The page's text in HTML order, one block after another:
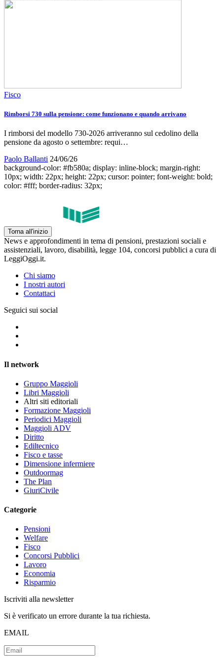
Fisco
Rimborsi 730 sulla pensione: come funzionano e quando arrivano
I rimborsi del modello 730-2026 arriveranno sul cedolino della
pensione da agosto o settembre: requi…
Paolo Ballanti 24/06/26
background-color: #fb580a; display: inline-block; margin-right:
10px; width: 22px; height: 22px; cursor: pointer; font-weight: bold;
color: #fff; border-radius: 32px;
Torna all'inizio
News e approfondimenti in tema di pensioni, prestazioni sociali e
assistenziali, lavoro, disabilità, legge 104, concorsi pubblici a cura di
LeggiOggi.it.
Chi siamo
I nostri autori
Contattaci
Seguici sui social
Il network
Gruppo Maggioli
Libri Maggioli
Altri siti editoriali
Formazione Maggioli
Periodici Maggioli
Maggioli ADV
Diritto
Ediltecnico
Fisco e tasse
Dimensione infermiere
Outdoormag
The Plan
GiuriCivile
Categorie
Pensioni
Welfare
Fisco
Concorsi Pubblici
Lavoro
Economia
Risparmio
Iscriviti alla newsletter
Si è verificato un errore durante la tua richiesta.
EMAIL